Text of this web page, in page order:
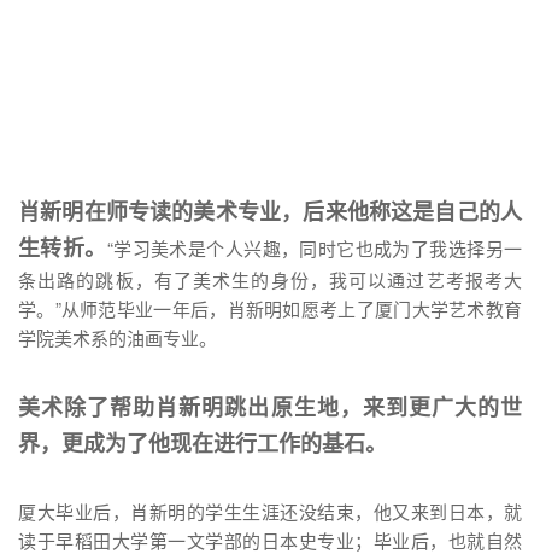
肖新明在师专读的美术专业，后来他称这是自己的人
生转折。 “学习美术是个人兴趣，同时它也成为了我选择另一
条出路的跳板，有了美术生的身份，我可以通过艺考报考大
学。”从师范毕业一年后，肖新明如愿考上了厦门大学艺术教育
学院美术系的油画专业。
美术除了帮助肖新明跳出原生地，来到更广大的世
界，更成为了他现在进行工作的基石。
厦大毕业后，肖新明的学生生涯还没结束，他又来到日本，就
读于早稻田大学第一文学部的日本史专业；毕业后，也就自然